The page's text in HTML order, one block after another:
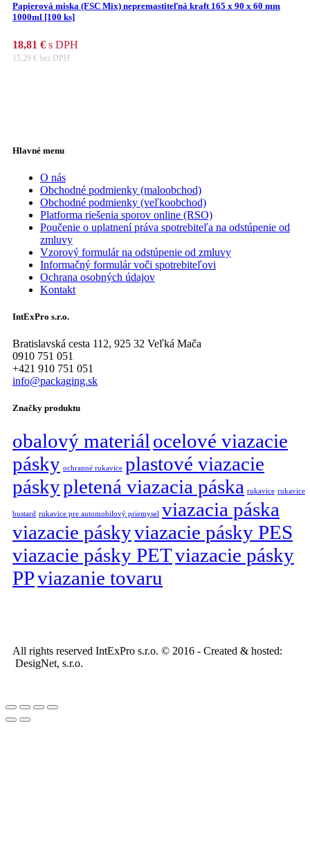
Papierová miska (FSC Mix) nepremastiteľná kraft 165 x 90 x 60 mm
1000ml [100 ks]
18,81 € s DPH
15,29 € bez DPH
Hlavné menu
O nás
Obchodné podmienky (maloobchod)
Obchodné podmienky (veľkoobchod)
Platforma riešenia sporov online (RSO)
Poučenie o uplatnení práva spotrebiteľa na odstúpenie od
zmluvy
Vzorový formulár na odstúpenie od zmluvy
Informačný formulár voči spotrebiteľovi
Ochrana osobných údajov
Kontakt
IntExPro s.r.o.
Bratislavská cesta 112, 925 32 Veľká Mača
0910 751 051
+421 910 751 051
info@packaging.sk
Značky produktu
obalový materiál ocelové viazacie
pásky ochranné rukavice plastové viazacie
páskypletená viazacia páska rukavice rukavice
bustard rukavice pre automobilový priemysel viazacia páska
viazacie páskyviazacie pásky PES
viazacie pásky PETviazacie pásky
PPviazanie tovaru
All rights reserved IntExPro s.r.o. © 2016 - Created & hosted:
DesigNet, s.r.o.